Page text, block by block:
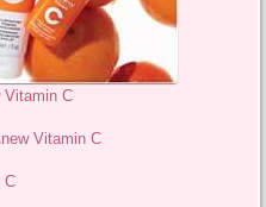
Vitamin C
Vitamin C
C